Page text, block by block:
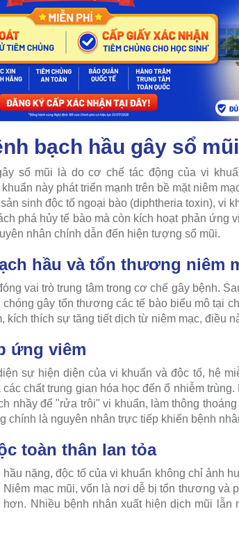
bạch hầu gây sổ
sổ mũi là do cơ chế tác động của vi
này phát triển mạnh trên bề mặt niêm
sinh độc tố ngoại bào (diphtheria toxin), vi
phá hủy tế bào mà còn kích hoạt phản ứng
nhân chính dẫn đến hiện tượng sổ mũi.
hầu và tổn thương niêm
vai trò trung tâm trong cơ chế gây bệnh.
chóng gây tổn thương các tế bào biểu mô tại
kích thích sự tăng tiết dịch từ niêm mạc, điều
ứng viêm
sự hiện diện của vi khuẩn và độc tố, hệ
chất trung gian hóa học đến ổ nhiễm
nhầy để "rửa trôi" vi khuẩn, làm thông
chính là nguyên nhân trực tiếp khiến bệnh
toàn thân lan tỏa
nặng, độc tố của vi khuẩn không chỉ ảnh
mạc mũi, vốn là nơi dễ bị tổn thương và
Nhiều bệnh nhân xuất hiện dịch mũi